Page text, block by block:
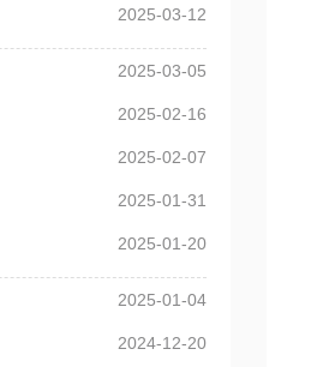
2025-03-12
2025-03-05
2025-02-16
2025-02-07
2025-01-31
2025-01-20
2025-01-04
2024-12-20